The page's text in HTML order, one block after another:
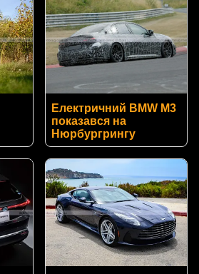
Електричний BMW M3
показався на
Нюрбургрингу